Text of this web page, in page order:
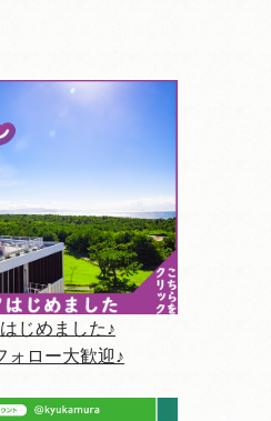
じめました♪
ォロー大歓迎♪